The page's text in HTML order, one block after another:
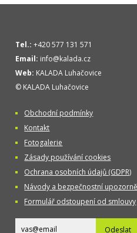
Tel.: +420 577 131 571
Email: info@kalada.cz
Web: KALADA Luhačovice
© KALADA Luhačovice
Obchodní podmínky
Kontakt
Fotogalerie
Zásady používání cookies
Ochrana osobních údajů (GDPR)
Návody a bezpečnostní
Formulář odstoupení od smlouvy
Odeslat